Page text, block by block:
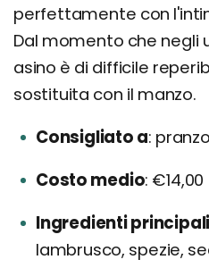
perfettamente con
Dal momento che negli
asino è di difficile
sostituita con il manzo.
Consigliato a
Costo medio €14,00
Ingredienti principali
lambrusco, spezie,